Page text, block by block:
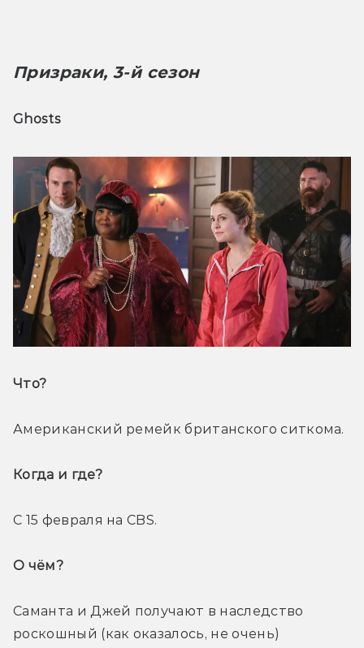
Призраки, 3-й сезон
Ghosts
Что?
Американский ремейк британского ситкома.
Когда и где?
С 15 февраля на CBS.
О чём?
Саманта и Джей получают в наследство
роскошный (как оказалось, не очень)